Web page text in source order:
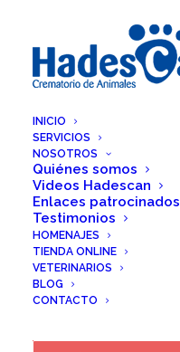
INICIO
SERVICIOS
NOSOTROS
Quiénes somos
Videos Hadescan
Enlaces patrocinados
Testimonios
HOMENAJES
TIENDA ONLINE
VETERINARIOS
BLOG
CONTACTO